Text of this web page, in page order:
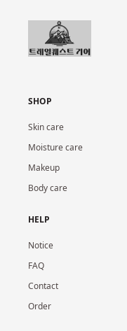
SHOP
Skin care
Moisture care
Makeup
Body care
HELP
Notice
FAQ
Contact
Order